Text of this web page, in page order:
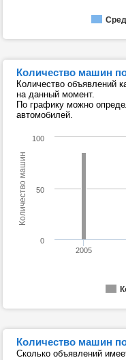
Количество машин
Количество объявлений
на данный момент.
По графику можно
автомобилей.
Количество машин
2005
0
50
100
Количество машин
Сколько объявлений